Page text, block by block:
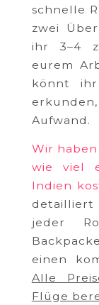
schnelle
zwei
ihr 3–4
eurem
könnt
Aufwand.
Wir
wie viel
Indien
detailliert
jeder
einen
Alle
Flüge